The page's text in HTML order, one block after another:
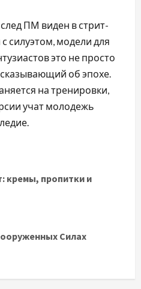
ПМ виден в стрит-
силуэтом, модели для
это не просто
об эпохе.
на тренировки,
учат молодежь
кремы, пропитки и
Силах